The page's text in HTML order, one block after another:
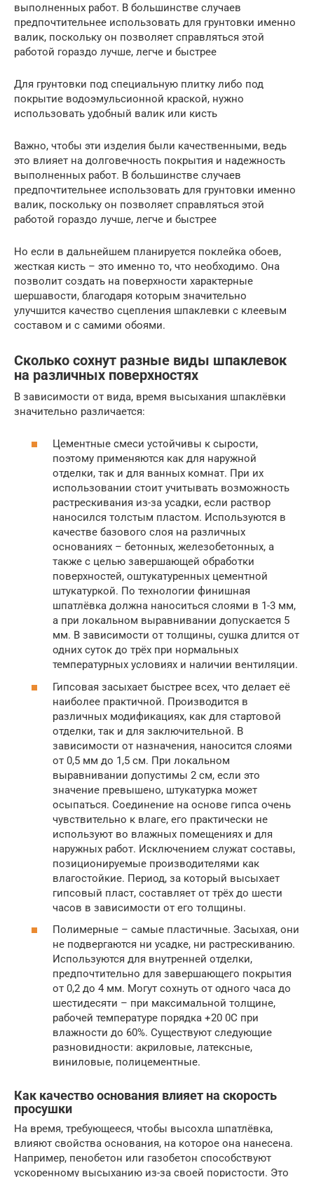
выполненных работ. В большинстве случаев
предпочтительнее использовать для грунтовки именно
валик, поскольку он позволяет справляться этой
работой гораздо лучше, легче и быстрее
Для грунтовки под специальную плитку либо под
покрытие водоэмульсионной краской, нужно
использовать удобный валик или кисть
Важно, чтобы эти изделия были качественными, ведь
это влияет на долговечность покрытия и надежность
выполненных работ. В большинстве случаев
предпочтительнее использовать для грунтовки именно
валик, поскольку он позволяет справляться этой
работой гораздо лучше, легче и быстрее
Но если в дальнейшем планируется поклейка обоев,
жесткая кисть – это именно то, что необходимо. Она
позволит создать на поверхности характерные
шершавости, благодаря которым значительно
улучшится качество сцепления шпаклевки с клеевым
составом и с самими обоями.
Сколько сохнут разные виды шпаклевок
на различных поверхностях
В зависимости от вида, время высыхания шпаклёвки
значительно различается:
Цементные смеси устойчивы к сырости,
поэтому применяются как для наружной
отделки, так и для ванных комнат. При их
использовании стоит учитывать возможность
растрескивания из-за усадки, если раствор
наносился толстым пластом. Используются в
качестве базового слоя на различных
основаниях – бетонных, железобетонных, а
также с целью завершающей обработки
поверхностей, оштукатуренных цементной
штукатуркой. По технологии финишная
шпатлёвка должна наноситься слоями в 1-3 мм,
а при локальном выравнивании допускается 5
мм. В зависимости от толщины, сушка длится от
одних суток до трёх при нормальных
температурных условиях и наличии вентиляции.
Гипсовая засыхает быстрее всех, что делает её
наиболее практичной. Производится в
различных модификациях, как для стартовой
отделки, так и для заключительной. В
зависимости от назначения, наносится слоями
от 0,5 мм до 1,5 см. При локальном
выравнивании допустимы 2 см, если это
значение превышено, штукатурка может
осыпаться. Соединение на основе гипса очень
чувствительно к влаге, его практически не
используют во влажных помещениях и для
наружных работ. Исключением служат составы,
позиционируемые производителями как
влагостойкие. Период, за который высыхает
гипсовый пласт, составляет от трёх до шести
часов в зависимости от его толщины.
Полимерные – самые пластичные. Засыхая, они
не подвергаются ни усадке, ни растрескиванию.
Используются для внутренней отделки,
предпочтительно для завершающего покрытия
от 0,2 до 4 мм. Могут сохнуть от одного часа до
шестидесяти – при максимальной толщине,
рабочей температуре порядка +20 0С при
влажности до 60%. Существуют следующие
разновидности: акриловые, латексные,
виниловые, полицементные.
Как качество основания влияет на скорость
просушки
На время, требующееся, чтобы высохла шпатлёвка,
влияют свойства основания, на которое она нанесена.
Например, пенобетон или газобетон способствуют
ускоренному высыханию из-за своей пористости. Это